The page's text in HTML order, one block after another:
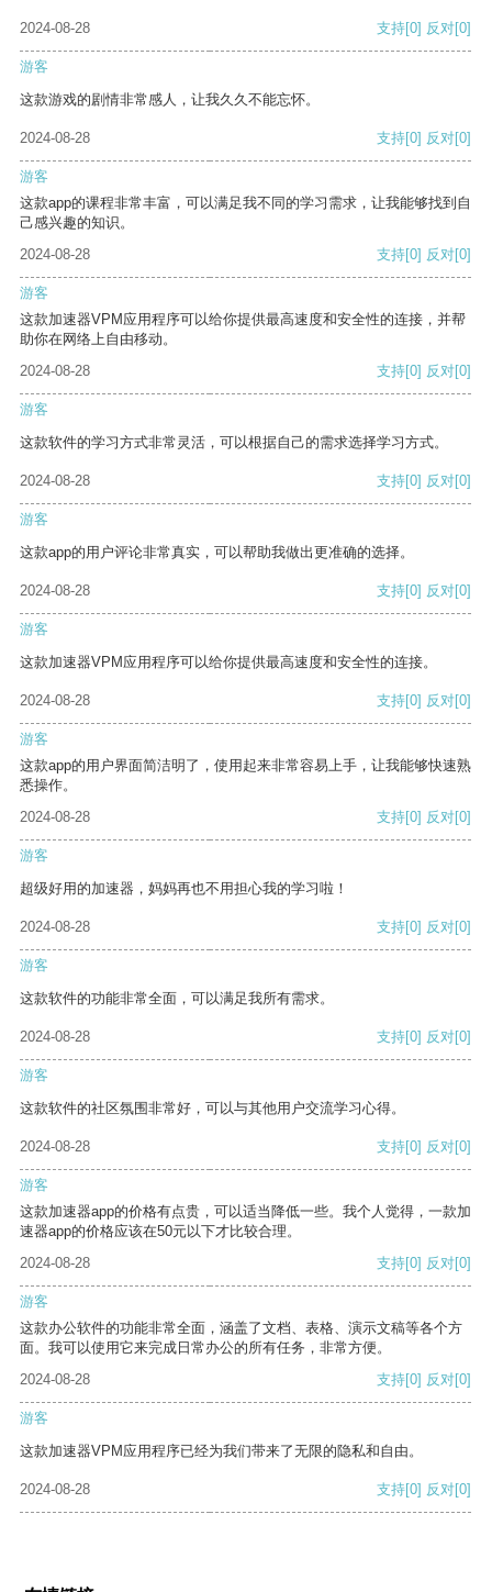
2024-08-28 支持[0] 反对[0]
游客
这款游戏的剧情非常感人，让我久久不能忘怀。
2024-08-28 支持[0] 反对[0]
游客
这款app的课程非常丰富，可以满足我不同的学习需求，让我能够找到自
己感兴趣的知识。
2024-08-28
支持[0] 反对[0]
游客
这款加速器VPM应用程序可以给你提供最高速度和安全性的连接，并帮
助你在网络上自由移动。
2024-08-28
支持[0] 反对[0]
游客
这款软件的学习方式非常灵活，可以根据自己的需求选择学习方式。
2024-08-28 支持[0] 反对[0]
游客
这款app的用户评论非常真实，可以帮助我做出更准确的选择。
2024-08-28 支持[0] 反对[0]
游客
这款加速器VPM应用程序可以给你提供最高速度和安全性的连接。
2024-08-28 支持[0] 反对[0]
游客
这款app的用户界面简洁明了，使用起来非常容易上手，让我能够快速熟
悉操作。
2024-08-28
支持[0] 反对[0]
游客
超级好用的加速器，妈妈再也不用担心我的学习啦！
2024-08-28 支持[0] 反对[0]
游客
这款软件的功能非常全面，可以满足我所有需求。
2024-08-28 支持[0] 反对[0]
游客
这款软件的社区氛围非常好，可以与其他用户交流学习心得。
2024-08-28 支持[0] 反对[0]
游客
这款加速器app的价格有点贵，可以适当降低一些。我个人觉得，一款加
速器app的价格应该在50元以下才比较合理。
2024-08-28
支持[0] 反对[0]
游客
这款办公软件的功能非常全面，涵盖了文档、表格、演示文稿等各个方
面。我可以使用它来完成日常办公的所有任务，非常方便。
2024-08-28
支持[0] 反对[0]
游客
这款加速器VPM应用程序已经为我们带来了无限的隐私和自由。
2024-08-28 支持[0] 反对[0]